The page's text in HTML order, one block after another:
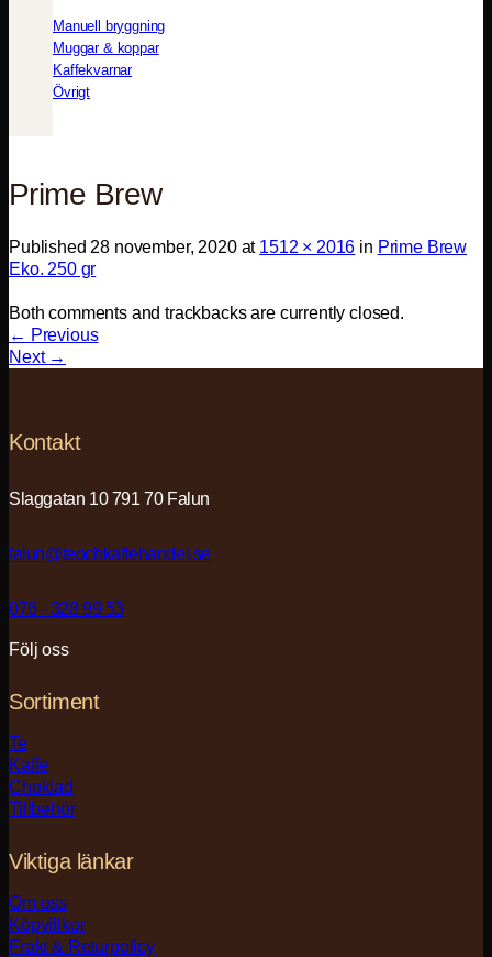
Manuell bryggning
Muggar & koppar
Kaffekvarnar
Övrigt
Prime Brew
Published 28 november, 2020at 1512 × 2016 in Prime Brew
Eko. 250 gr
Both comments and trackbacks are currently closed.
← Previous
Next →
Kontakt
Slaggatan 10 791 70 Falun
falun@teochkaffehandel.se
076 - 328 99 53
Följ oss
Sortiment
Te
Kaffe
Choklad
Tillbehör
Viktiga länkar
Om oss
Köpvillkor
Frakt & Returpolicy